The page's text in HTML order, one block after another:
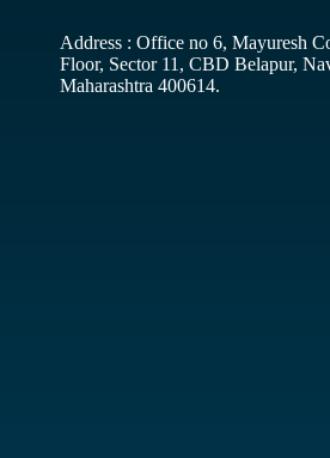
Address : Office no 6, Mayuresh
Floor, Sector 11, CBD Belapur,
Maharashtra 400614.